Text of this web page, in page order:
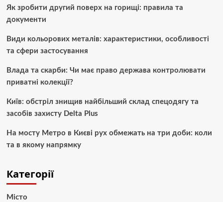
Як зробити другий поверх на горищі: правила та
документи
Види кольорових металів: характеристики, особливості
та сфери застосування
Влада та скарби: Чи має право держава контролювати
приватні колекції?
Київ: обстріл знищив найбільший склад спецодягу та
засобів захисту Delta Plus
На мосту Метро в Києві рух обмежать на три доби: коли
та в якому напрямку
Категорії
Місто